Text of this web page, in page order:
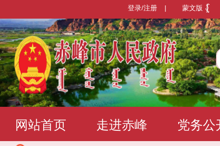
蒙文版
|
登录/注册
网站首页 走进赤峰 党务公